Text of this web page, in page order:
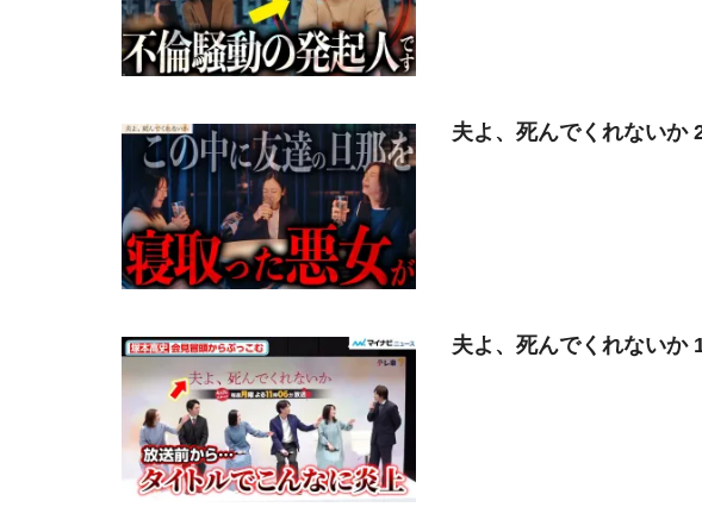
夫よ、死んでくれないか
夫よ、死んでくれないか